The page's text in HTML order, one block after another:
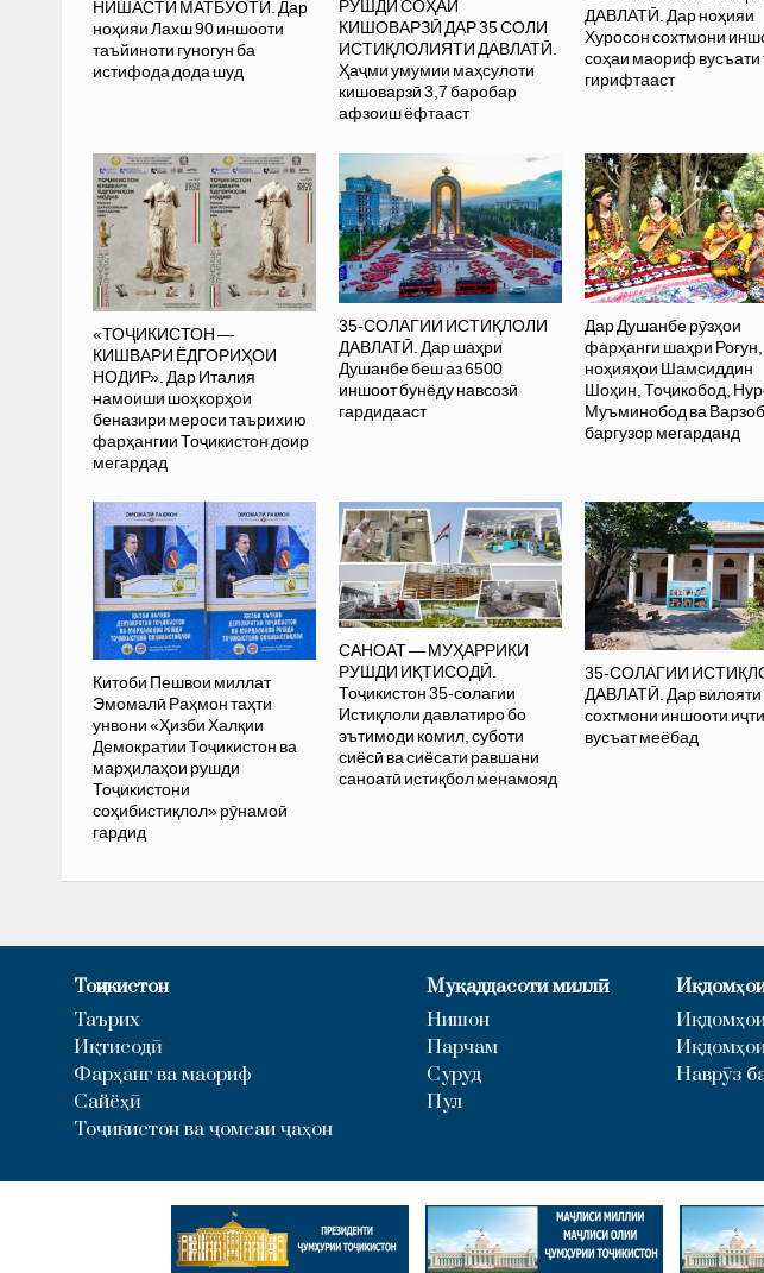
НИШАСТИ МАТБУОТӢ. Дар
ноҳияи Лахш 90 иншооти
таъйиноти гуногун ба
истифода дода шуд
РУШДИ СОҲАИ
КИШОВАРЗӢ ДАР 35 СОЛИ
ИСТИҚЛОЛИЯТИ ДАВЛАТӢ.
Ҳаҷми умумии маҳсулоти
кишоварзӣ 3,7 баробар
афзоиш ёфтааст
ДАВЛАТӢ. Дар ноҳияи
Хуросон сохтмони
соҳаи маориф вусъати
гирифтааст
«ТОҶИКИСТОН —
КИШВАРИ ЁДГОРИҲОИ
НОДИР». Дар Италия
намоиши шоҳкорҳои
беназири мероси таърихию
фарҳангии Тоҷикистон доир
мегардад
35-СОЛАГИИ ИСТИҚЛОЛИ
ДАВЛАТӢ. Дар шаҳри
Душанбе беш аз 6500
иншоот бунёду навсозӣ
гардидааст
Дар Душанбе рӯзҳои
фарҳанги шаҳри Роғун,
ноҳияҳои Шамсиддин
Шоҳин, Тоҷикобод,
Муъминобод ва Варзоб
баргузор мегарданд
Китоби Пешвои миллат
Эмомалӣ Раҳмон таҳти
унвони «Ҳизби Халқии
Демократии Тоҷикистон ва
марҳилаҳои рушди
Тоҷикистони
соҳибистиқлол» рӯнамоӣ
гардид
САНОАТ — МУҲАРРИКИ
РУШДИ ИҚТИСОДӢ.
Тоҷикистон 35-солагии
Истиқлоли давлатиро бо
эътимоди комил, суботи
сиёсӣ ва сиёсати равшани
саноатӣ истиқбол менамояд
35-СОЛАГИИ
ДАВЛАТӢ. Дар вилояти
сохтмони иншооти
вусъат меёбад
Тоҷикистон
Таърих
Иқтисодӣ
Фарҳанг ва маориф
Сайёҳӣ
Тоҷикистон ва ҷомеаи ҷаҳон
Муқаддасоти миллӣ
Нишон
Парчам
Суруд
Пул
Иқдомҳои
Наврӯз